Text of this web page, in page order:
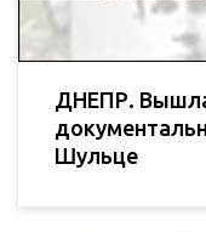
ДНЕПР.
Шульце